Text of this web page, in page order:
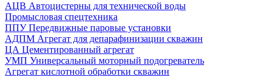
АЦВ Автоцистерны для технической воды
Промысловая спецтехника
ППУ Передвижные паровые установки
АДПМ Агрегат для депарафинизации скважин
ЦА Цементированный агрегат
УМП Универсальный моторный подогреватель
Агрегат кислотной обработки скважин